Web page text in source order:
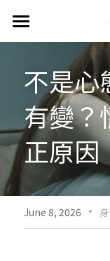
Home
Services
Health 101
Health Check
Contact Us
News
不是心
有變？
正原因
June 8, 2026 ·